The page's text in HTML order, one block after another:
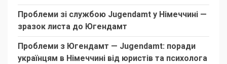
Проблеми зі службою Jugendamt у Німеччині —
зразок листа до Югендамт
Проблеми з Югендамт — Jugendamt: поради
українцям в Німеччині від юристів та психолога